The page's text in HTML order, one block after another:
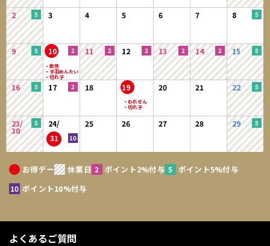
2 3 4 5 6 7 8
9 10 11 12 13 14 15
16 17 18 19 20 21 22
23/
30
24/
31
25 26 27 28 29
お得デー 休業日 ポイント2%付与
ポイント5%付与
ポイント10%付与
よくあるご質問